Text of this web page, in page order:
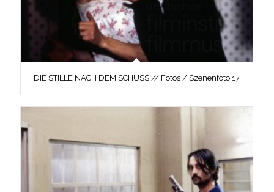
DIE STILLE NACH DEM SCHUSS // Fotos / Szenenfoto 17